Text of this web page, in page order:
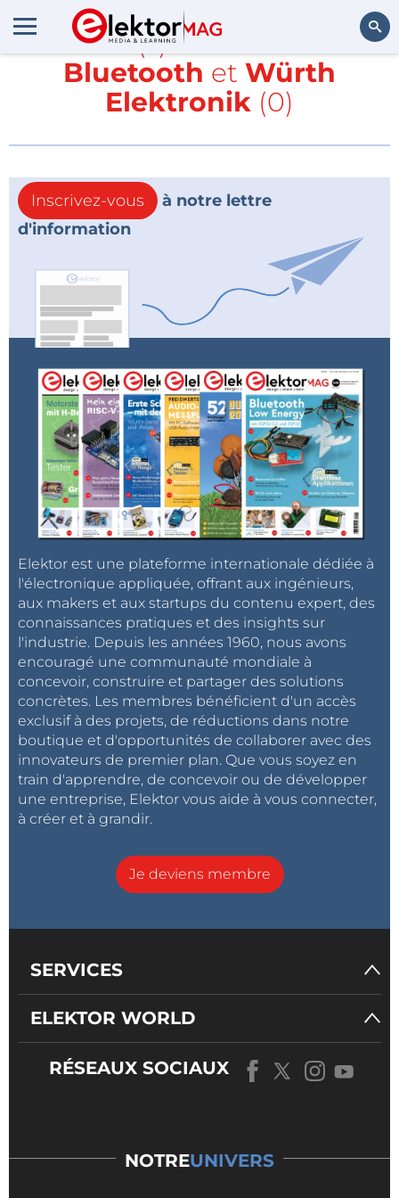
Rechercher
Article(s) avec la balise
Bluetooth et Würth
Elektronik (0)
Inscrivez-vous
à notre lettre
d'information
Elektor est une plateforme internationale dédiée à
l'électronique appliquée, offrant aux ingénieurs,
aux makers et aux startups du contenu expert, des
connaissances pratiques et des insights sur
l'industrie. Depuis les années 1960, nous avons
encouragé une communauté mondiale à
concevoir, construire et partager des solutions
concrètes. Les membres bénéficient d'un accès
exclusif à des projets, de réductions dans notre
boutique et d'opportunités de collaborer avec des
innovateurs de premier plan. Que vous soyez en
train d'apprendre, de concevoir ou de développer
une entreprise, Elektor vous aide à vous connecter,
à créer et à grandir.
Je deviens membre
SERVICES
ELEKTOR WORLD
RÉSEAUX SOCIAUX
NOTREUNIVERS